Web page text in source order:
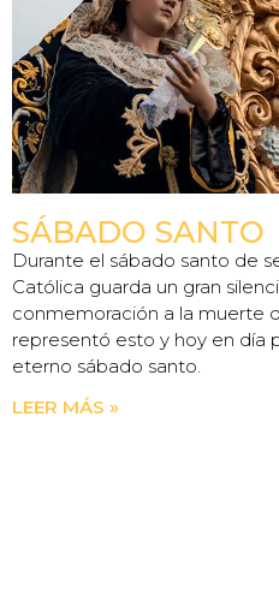
SÁBADO SANTO
Durante el sábado santo de
Católica guarda un gran
conmemoración a la muerte
representó esto y hoy en día
eterno sábado santo.
LEER MÁS »